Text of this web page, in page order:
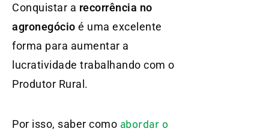
Conquistar a recorrência no
agronegócio é uma excelente
forma para aumentar a
lucratividade trabalhando com o
Produtor Rural.
Por isso, saber como abordar o